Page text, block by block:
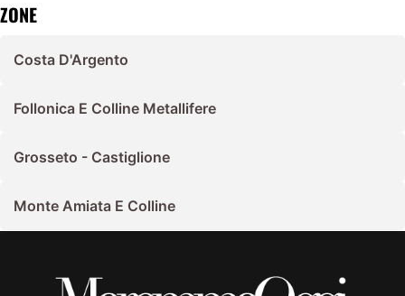
ZONE
Costa D'Argento
Follonica E Colline Metallifere
Grosseto - Castiglione
Monte Amiata E Colline